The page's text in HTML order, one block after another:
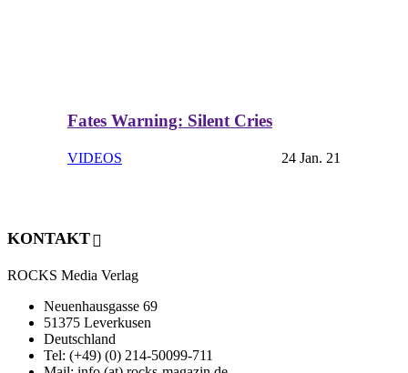
Fates Warning: Silent Cries
VIDEOS 24 Jan. 21
KONTAKT
ROCKS Media Verlag
Neuenhausgasse 69
51375 Leverkusen
Deutschland
Tel: (+49) (0) 214-50099-711